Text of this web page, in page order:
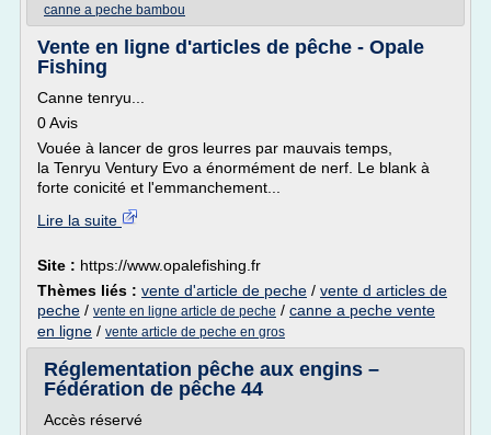
canne a peche bambou
Vente en ligne d'articles de pêche - Opale
Fishing
Canne tenryu...
0 Avis
Vouée à lancer de gros leurres par mauvais temps,
la Tenryu Ventury Evo a énormément de nerf. Le blank à
forte conicité et l'emmanchement...
Lire la suite
Site : https://www.opalefishing.fr
Thèmes liés : vente d'article de peche / vente d articles de
peche / vente en ligne article de peche / canne a peche vente
en ligne / vente article de peche en gros
Réglementation pêche aux engins –
Fédération de pêche 44
Accès réservé